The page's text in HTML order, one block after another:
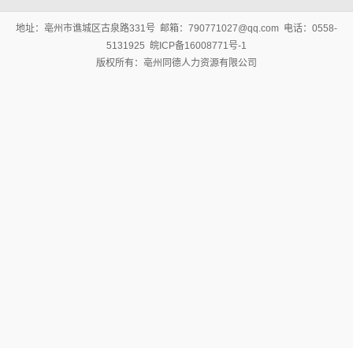
地址：亳州市谯城区古泉路331号 邮箱：790771027@qq.com 电话：0558-
5131925 皖ICP备16008771号-1
版权所有：亳州同德人力资源有限公司